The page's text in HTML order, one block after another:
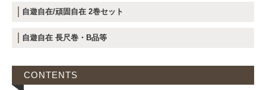
自遊自在/頑固自在 2巻セット
自遊自在 長尺巻・B品等
CONTENTS